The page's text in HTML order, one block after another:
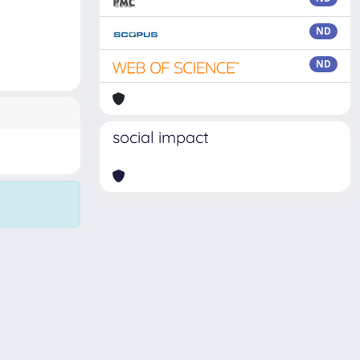
ND
ND
social impact